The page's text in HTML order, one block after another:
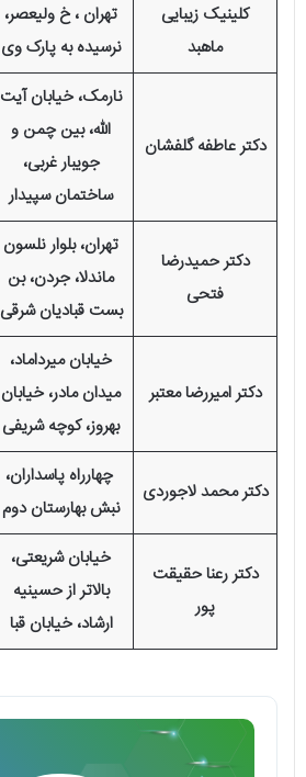
کلینیک زیبایی
ماهبد
تهران ، خ ولیعصر،
نرسیده به پارک وی
دکتر عاطفه گلفشان
نارمک، خیابان آیت
الله، بین چمن و
جویبار غربی،
ساختمان سپیدار
دکتر حمیدرضا
فتحی
تهران، بلوار نلسون
ماندلا، جردن، بن
بست قبادیان شرقی
دکتر امیررضا معتبر
خیابان میرداماد،
میدان مادر، خیابان
بهروز، کوچه شریفی
دکتر محمد لاجوردی
چهارراه پاسداران،
نبش بهارستان دوم
دکتر رعنا حقیقت
پور
خیابان شریعتی،
بالاتر از حسینیه
ارشاد، خیابان قبا